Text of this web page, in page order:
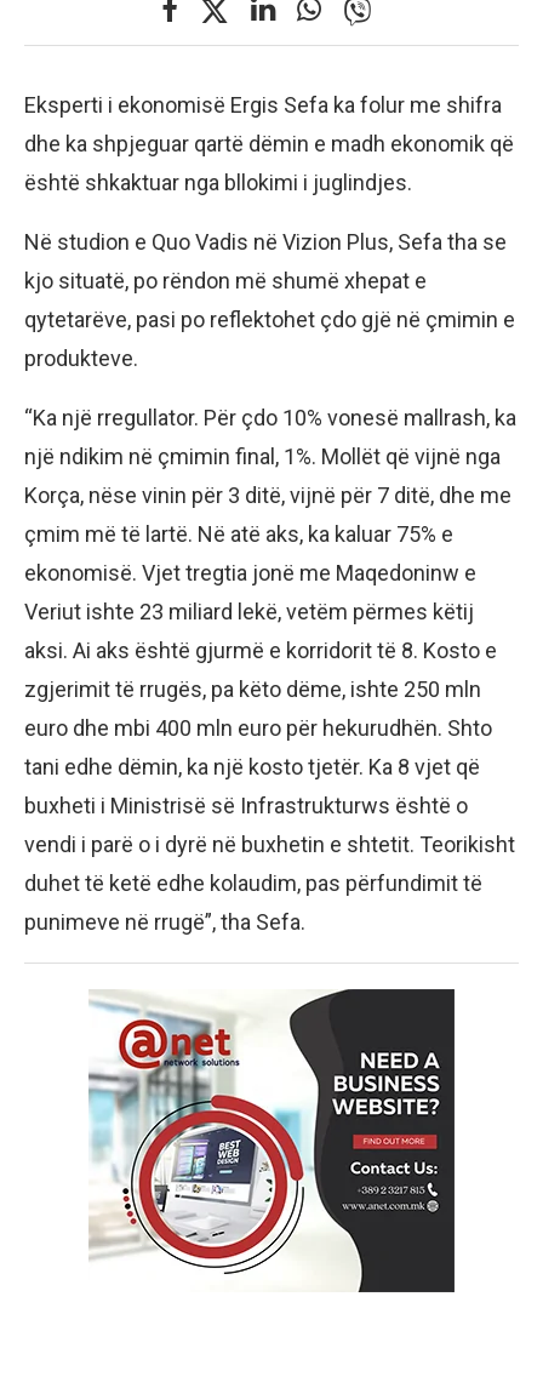
Eksperti i ekonomisë Ergis Sefa ka folur me shifra
dhe ka shpjeguar qartë dëmin e madh ekonomik që
është shkaktuar nga bllokimi i juglindjes.
Në studion e Quo Vadis në Vizion Plus, Sefa tha se
kjo situatë, po rëndon më shumë xhepat e
qytetarëve, pasi po reflektohet çdo gjë në çmimin e
produkteve.
“Ka një rregullator. Për çdo 10% vonesë mallrash, ka
një ndikim në çmimin final, 1%. Mollët që vijnë nga
Korça, nëse vinin për 3 ditë, vijnë për 7 ditë, dhe me
çmim më të lartë. Në atë aks, ka kaluar 75% e
ekonomisë. Vjet tregtia jonë me Maqedoninw e
Veriut ishte 23 miliard lekë, vetëm përmes këtij
aksi. Ai aks është gjurmë e korridorit të 8. Kosto e
zgjerimit të rrugës, pa këto dëme, ishte 250 mln
euro dhe mbi 400 mln euro për hekurudhën. Shto
tani edhe dëmin, ka një kosto tjetër. Ka 8 vjet që
buxheti i Ministrisë së Infrastrukturws është o
vendi i parë o i dyrë në buxhetin e shtetit. Teorikisht
duhet të ketë edhe kolaudim, pas përfundimit të
punimeve në rrugë”, tha Sefa.